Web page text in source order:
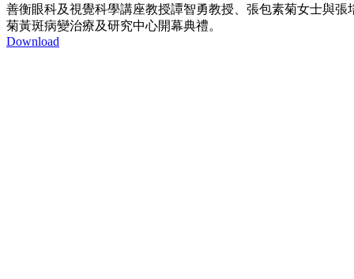
善衡眼科及視覺科學講座教授譚智勇教授、張包素菊女士與
菊黃斑病變治療及研究中心開幕典禮。
Download